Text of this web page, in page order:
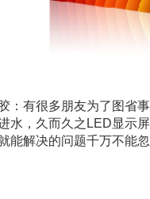
有很多朋友为了图省
水，久而久之LED显示
能解决的问题千万不能忽